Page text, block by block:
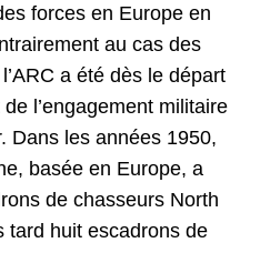
forces en Europe en
au cas des
a été dès le départ
l’engagement militaire
Dans les années 1950,
basée en Europe, a
de chasseurs North
tard huit escadrons de